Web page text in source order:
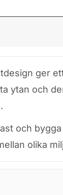
ger
ytan och
och
olika